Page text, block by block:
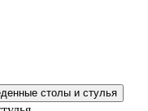
столы и стулья